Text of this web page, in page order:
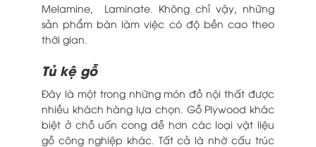
Melamine, Laminate. Không chỉ vậy, những
sản phẩm bàn làm việc có độ bền cao theo
thời gian.
Tủ kệ gỗ
Đây là một trong những món đồ nội thất được
nhiều khách hàng lựa chọn. Gỗ Plywood khác
biệt ở chỗ uốn cong dễ hơn các loại vật liệu
gỗ công nghiệp khác. Tất cả là nhờ cấu trúc